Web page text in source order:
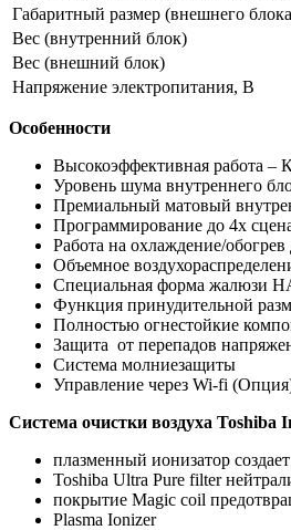
Габаритный размер (внешнего
Вес (внутренний блок)
Вес (внешний блок)
Напряжение электропитания, В
Особенности
Высокоэффективная работа –
Уровень шума внутреннего
Премиальный матовый
Программирование до 4х
Работа на охлаждение/
Объемное
Специальная форма жалюзи
Функция принудительной
Полностью огнестойкие
Защита от перепадов
Система молниезащиты
Управление через Wi-fi
Система очистки воздуха Toshiba
плазменный ионизатор
Toshiba Ultra Pure filter
покрытие Magic coil
Plasma Ionizer